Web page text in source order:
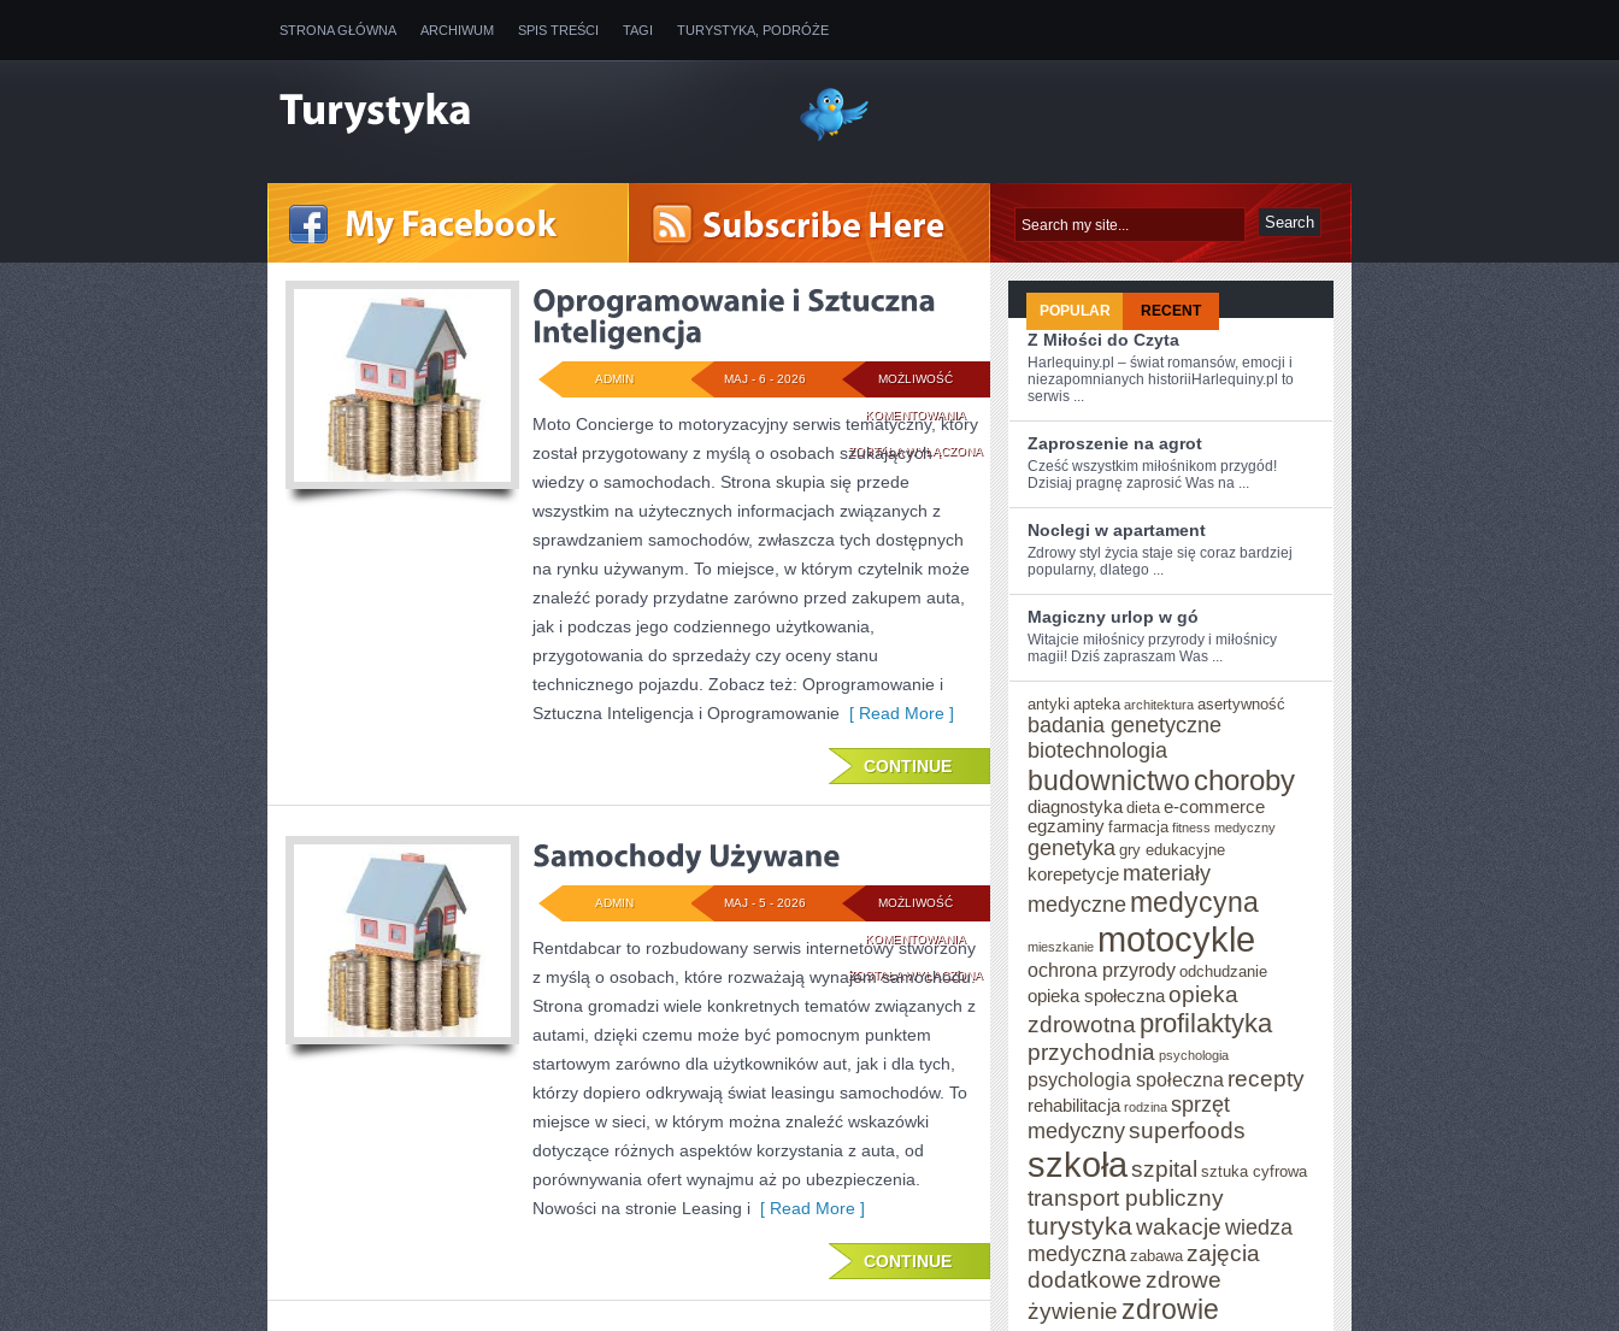
STRONA GŁÓWNA ARCHIWUM SPIS TREŚCI TAGI TURYSTYKA, PODRÓŻE
MOŻLIWOŚĆ
KOMENTOWANIAOPROGRAMOWANIE
I
SZTUCZNA
INTELIGENCJA
ZOSTAŁA WYŁĄCZONA
MAJ - 6 - 2026
ADMIN
Moto Concierge to motoryzacyjny serwis tematyczny, który
został przygotowany z myślą o osobach szukających
wiedzy o samochodach. Strona skupia się przede
wszystkim na użytecznych informacjach związanych z
sprawdzaniem samochodów, zwłaszcza tych dostępnych
na rynku używanym. To miejsce, w którym czytelnik może
znaleźć porady przydatne zarówno przed zakupem auta,
jak i podczas jego codziennego użytkowania,
przygotowania do sprzedaży czy oceny stanu
technicznego pojazdu. Zobacz też: Oprogramowanie i
Sztuczna Inteligencja i Oprogramowanie [ Read More ]
CONTINUE
MOŻLIWOŚĆ
KOMENTOWANIASAMOCHODY
UŻYWANE
ZOSTAŁA WYŁĄCZONA
MAJ - 5 - 2026
ADMIN
Rentdabcar to rozbudowany serwis internetowy stworzony
z myślą o osobach, które rozważają wynajem samochodu.
Strona gromadzi wiele konkretnych tematów związanych z
autami, dzięki czemu może być pomocnym punktem
startowym zarówno dla użytkowników aut, jak i dla tych,
którzy dopiero odkrywają świat leasingu samochodów. To
miejsce w sieci, w którym można znaleźć wskazówki
dotyczące różnych aspektów korzystania z auta, od
porównywania ofert wynajmu aż po ubezpieczenia.
Nowości na stronie Leasing i [ Read More ]
CONTINUE
POPULAR RECENT
Z Miłości do Czyta
Harlequiny.pl – świat romansów, emocji i
niezapomnianych historiiHarlequiny.pl to
serwis ...
Zaproszenie na agrot
Cześć wszystkim miłośnikom przygód!
Dzisiaj pragnę zaprosić Was na ...
Noclegi w apartament
Zdrowy styl życia staje się‌ coraz‍ bardziej
popularny,⁢ dlatego ...
Magiczny urlop w gó
Witajcie miłośnicy przyrody i ⁣miłośnicy‌
magii! Dziś⁢ zapraszam⁢ Was ...
antyki apteka architektura asertywność
badania genetyczne
biotechnologia
budownictwochoroby
diagnostyka dieta e-commerce
egzaminy farmacja fitness medyczny
genetyka gry edukacyjne
korepetycje materiały
medyczne medycyna
mieszkanie motocykle
ochrona przyrody odchudzanie
opieka społecznaopieka
zdrowotna profilaktyka
przychodnia psychologia
psychologia społeczna recepty
rehabilitacja rodzina sprzęt
medycznysuperfoods
szkołaszpital sztuka cyfrowa
transport publiczny
turystykawakacje wiedza
medyczna zabawa zajęcia
dodatkowe zdrowe
żywienie zdrowie